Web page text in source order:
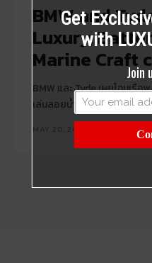
BMW and
Luxury,
Marine Craft
BMW และ Tyde เผยโฉมเรื
เล่นลอยน้ำในชื่อ The Icon
Get
with
Join